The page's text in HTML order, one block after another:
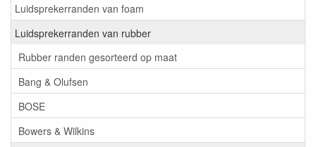
Luidsprekerranden van foam
Luidsprekerranden van rubber
Rubber randen gesorteerd op maat
Bang & Olufsen
BOSE
Bowers & Wilkins